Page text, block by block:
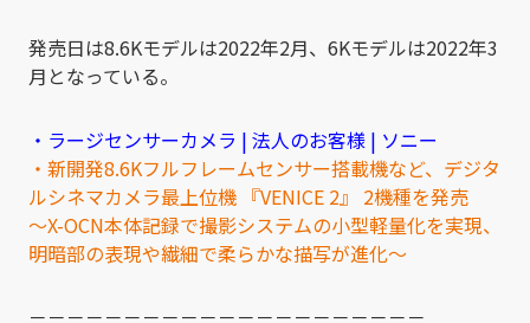
発売日は8.6Kモデルは2022年2月、6Kモデルは2022年3
月となっている。
・ラージセンサーカメラ | 法人のお客様 | ソニー
・新開発8.6Kフルフレームセンサー搭載機など、デジタ
ルシネマカメラ最上位機 『VENICE 2』 2機種を発売
～X-OCN本体記録で撮影システムの小型軽量化を実現、
明暗部の表現や繊細で柔らかな描写が進化～